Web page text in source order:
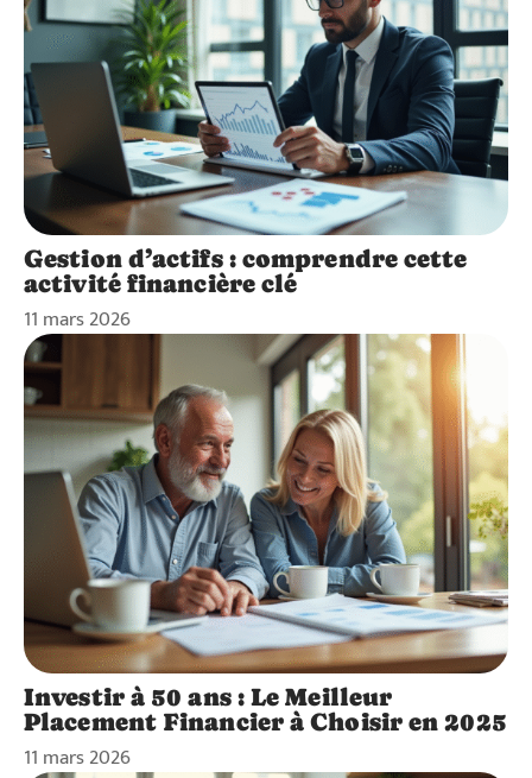
Gestion d’actifs : comprendre cette
activité financière clé
11 mars 2026
Investir à 50 ans : Le Meilleur
Placement Financier à Choisir en 2025
11 mars 2026